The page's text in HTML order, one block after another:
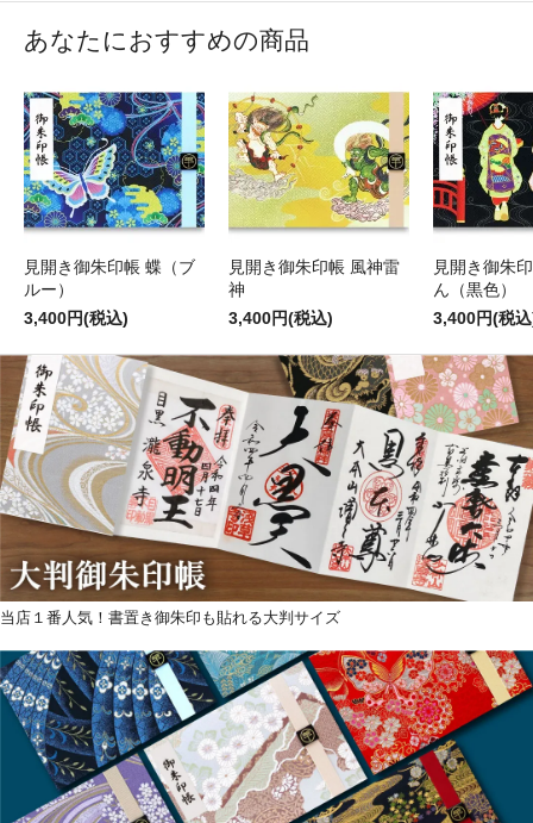
あなたにおすすめの商品
見開き御朱印帳 蝶（ブ
ルー）
3,400円(税込)
見開き御朱印帳 風神雷
神
3,400円(税込)
見開き御朱
ん（黒色）
3,400円(税
当店１番人気！書置き御朱印も貼れる大判サイズ